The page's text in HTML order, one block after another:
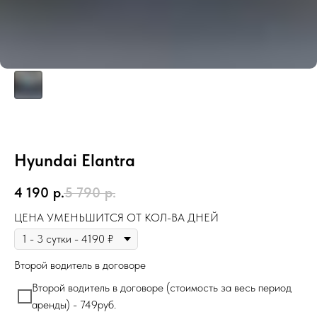
Hyundai Elantra
4 190 р.5 790 р.
ЦЕНА УМЕНЬШИТСЯ ОТ КОЛ-ВА ДНЕЙ
Второй водитель в договоре
Второй водитель в договоре (стоимость за весь период
аренды) - 749руб.